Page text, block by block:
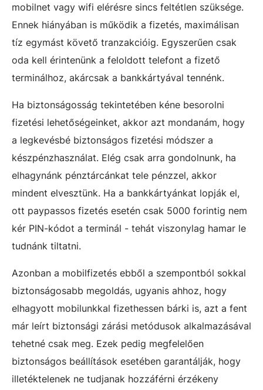
mobilnet vagy wifi elérésre sincs feltétlen szüksége.
Ennek hiányában is működik a fizetés, maximálisan
tíz egymást követő tranzakcióig. Egyszerűen csak
oda kell érintenünk a feloldott telefont a fizető
terminálhoz, akárcsak a bankkártyával tennénk.
Ha biztonságosság tekintetében kéne besorolni
fizetési lehetőségeinket, akkor azt mondanám, hogy
a legkevésbé biztonságos fizetési módszer a
készpénzhasználat. Elég csak arra gondolnunk, ha
elhagynánk pénztárcánkat tele pénzzel, akkor
mindent elvesztünk. Ha a bankkártyánkat lopják el,
ott paypassos fizetés esetén csak 5000 forintig nem
kér PIN-kódot a terminál - tehát viszonylag hamar le
tudnánk tiltatni.
Azonban a mobilfizetés ebből a szempontból sokkal
biztonságosabb megoldás, ugyanis ahhoz, hogy
elhagyott mobilunkkal fizethessen bárki is, azt a fent
már leírt biztonsági zárási metódusok alkalmazásával
tehetné csak meg. Ezek pedig megfelelően
biztonságos beállítások esetében garantálják, hogy
illetéktelenek ne tudjanak hozzáférni érzékeny